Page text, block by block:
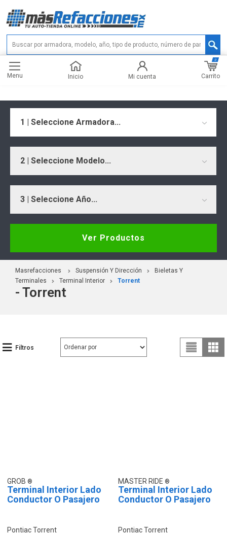
Menu Inicio Mi cuenta Carrito
0
1 | Seleccione Armadora...
2 | Seleccione Modelo...
3 | Seleccione Año...
Ver Productos
Masrefacciones Suspensión Y Dirección
Bieletas Y
Terminales
Terminal Interior Torrent
- Torrent
Filtros
GROB
Terminal Interior Lado
Conductor O Pasajero
Pontiac Torrent
MASTER RIDE
Terminal Interior Lado
Conductor O Pasajero
Pontiac Torrent